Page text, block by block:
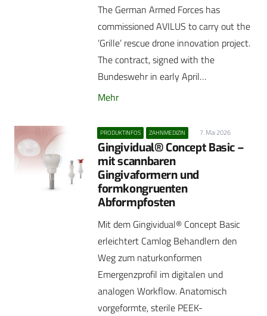
The German Armed Forces has
commissioned AVILUS to carry out the
‘Grille’ rescue drone innovation project.
The contract, signed with the
Bundeswehr in early April…
Mehr
PRODUKTINFOS ZAHNMEDIZIN 7. Mai 2026
Gingividual® Concept Basic –
mit scannbaren
Gingivaformern und
formkongruenten
Abformpfosten
Mit dem Gingividual® Concept Basic
erleichtert Camlog Behandlern den
Weg zum naturkonformen
Emergenzprofil im digitalen und
analogen Workflow. Anatomisch
vorgeformte, sterile PEEK-